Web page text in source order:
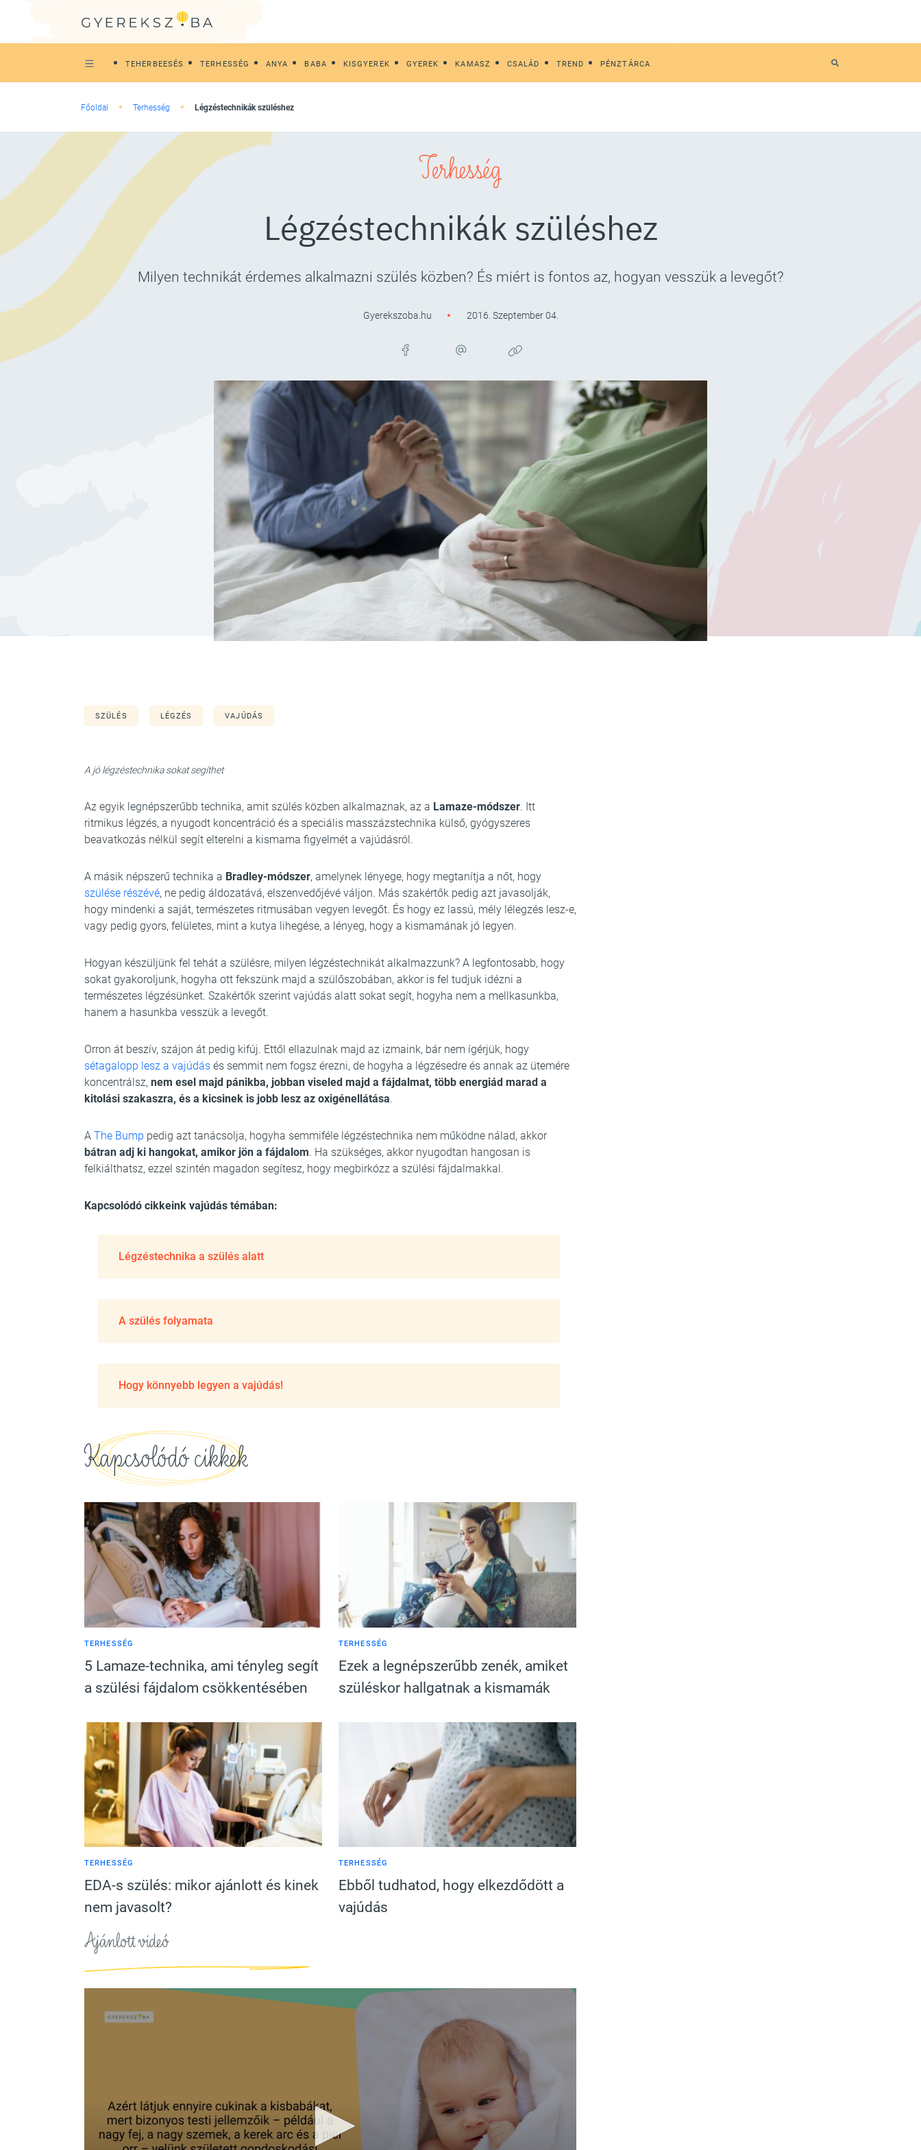
TEHERBEESÉS TERHESSÉG ANYA BABA KISGYEREK GYEREK KAMASZ CSALÁD TREND PÉNZTÁRCA
Főoldal Terhesség Légzéstechnikák szüléshez
Terhesség
Légzéstechnikák szüléshez
Milyen technikát érdemes alkalmazni szülés közben? És miért is fontos az, hogyan vesszük a levegőt?
Gyerekszoba.hu 2016. Szeptember 04.
SZÜLÉS LÉGZÉS VAJÚDÁS
A jó légzéstechnika sokat segíthet
Az egyik legnépszerűbb technika, amit szülés közben alkalmaznak, az a Lamaze-módszer. Itt
ritmikus légzés, a nyugodt koncentráció és a speciális masszázstechnika külső, gyógyszeres
beavatkozás nélkül segít elterelni a kismama figyelmét a vajúdásról.
A másik népszerű technika a Bradley-módszer, amelynek lényege, hogy megtanítja a nőt, hogy
szülése részévé, ne pedig áldozatává, elszenvedőjévé váljon. Más szakértők pedig azt javasolják,
hogy mindenki a saját, természetes ritmusában vegyen levegőt. És hogy ez lassú, mély lélegzés lesz-e,
vagy pedig gyors, felületes, mint a kutya lihegése, a lényeg, hogy a kismamának jó legyen.
Hogyan készüljünk fel tehát a szülésre, milyen légzéstechnikát alkalmazzunk? A legfontosabb, hogy
sokat gyakoroljunk, hogyha ott fekszünk majd a szülőszobában, akkor is fel tudjuk idézni a
természetes légzésünket. Szakértők szerint vajúdás alatt sokat segít, hogyha nem a mellkasunkba,
hanem a hasunkba vesszük a levegőt.
Orron át beszív, szájon át pedig kifúj. Ettől ellazulnak majd az izmaink, bár nem ígérjük, hogy
sétagalopp lesz a vajúdás és semmit nem fogsz érezni, de hogyha a légzésedre és annak az ütemére
koncentrálsz, nem esel majd pánikba, jobban viseled majd a fájdalmat, több energiád marad a
kitolási szakaszra, és a kicsinek is jobb lesz az oxigénellátása.
A The Bump pedig azt tanácsolja, hogyha semmiféle légzéstechnika nem működne nálad, akkor
bátran adj ki hangokat, amikor jön a fájdalom. Ha szükséges, akkor nyugodtan hangosan is
felkiálthatsz, ezzel szintén magadon segítesz, hogy megbirkózz a szülési fájdalmakkal.
Kapcsolódó cikkeink vajúdás témában:
Légzéstechnika a szülés alatt
A szülés folyamata
Hogy könnyebb legyen a vajúdás!
Kapcsolódó cikkek
TERHESSÉG
5 Lamaze-technika, ami tényleg segít
a szülési fájdalom csökkentésében
TERHESSÉG
Ezek a legnépszerűbb zenék, amiket
szüléskor hallgatnak a kismamák
TERHESSÉG
EDA-s szülés: mikor ajánlott és kinek
nem javasolt?
TERHESSÉG
Ebből tudhatod, hogy elkezdődött a
vajúdás
Ajánlott videó